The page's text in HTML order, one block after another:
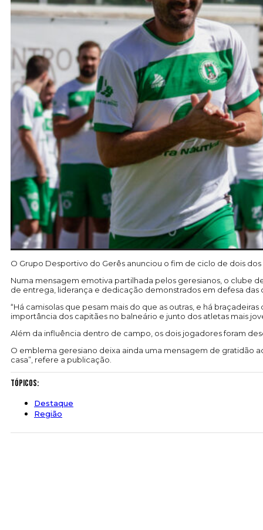
O Grupo Desportivo do Gerês anunciou o fim de ciclo de dois
Numa mensagem emotiva partilhada pelos geresianos, o clube
de entrega, liderança e dedicação demonstrados em defesa das
“Há camisolas que pesam mais do que as outras, e há
importância dos capitães no balneário e junto dos atletas mais
Além da influência dentro de campo, os dois jogadores foram
O emblema geresiano deixa ainda uma mensagem de gratidão
casa”, refere a publicação.
Tópicos:
Destaque
Região